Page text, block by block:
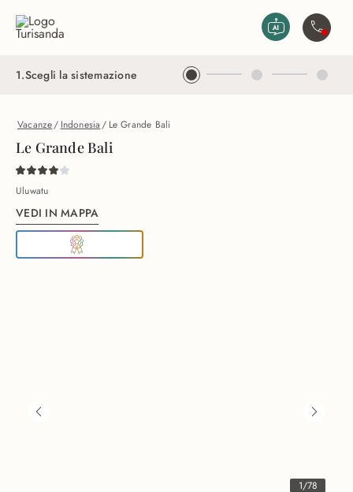
1.Scegli la sistemazione
Vacanze/ Indonesia/ Le Grande Bali
Le Grande Bali
Uluwatu
VEDI IN MAPPA
1/78